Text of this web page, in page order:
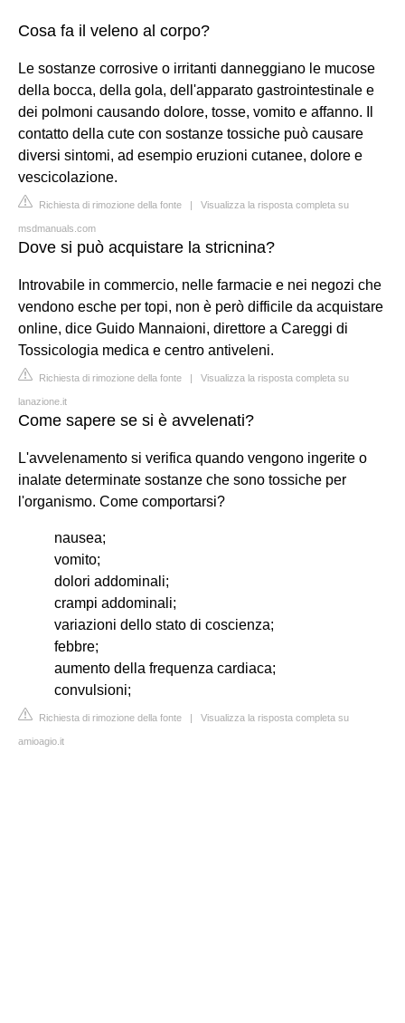
Cosa fa il veleno al corpo?
Le sostanze corrosive o irritanti danneggiano le mucose
della bocca, della gola, dell'apparato gastrointestinale e
dei polmoni causando dolore, tosse, vomito e affanno. Il
contatto della cute con sostanze tossiche può causare
diversi sintomi, ad esempio eruzioni cutanee, dolore e
vescicolazione.
Richiesta di rimozione della fonte | Visualizza la risposta completa su
msdmanuals.com
Dove si può acquistare la stricnina?
Introvabile in commercio, nelle farmacie e nei negozi che
vendono esche per topi, non è però difficile da acquistare
online, dice Guido Mannaioni, direttore a Careggi di
Tossicologia medica e centro antiveleni.
Richiesta di rimozione della fonte | Visualizza la risposta completa su
lanazione.it
Come sapere se si è avvelenati?
L'avvelenamento si verifica quando vengono ingerite o
inalate determinate sostanze che sono tossiche per
l'organismo. Come comportarsi?
nausea;
vomito;
dolori addominali;
crampi addominali;
variazioni dello stato di coscienza;
febbre;
aumento della frequenza cardiaca;
convulsioni;
Richiesta di rimozione della fonte | Visualizza la risposta completa su
amioagio.it